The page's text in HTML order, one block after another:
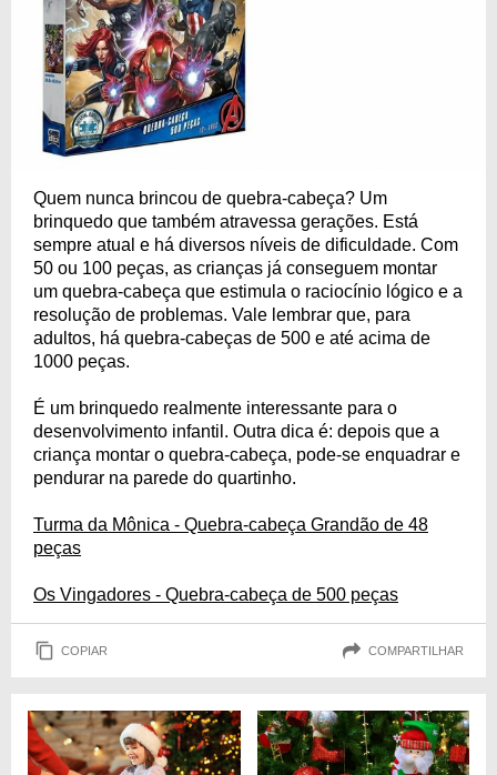
Quem nunca brincou de quebra-cabeça? Um
brinquedo que também atravessa gerações. Está
sempre atual e há diversos níveis de dificuldade. Com
50 ou 100 peças, as crianças já conseguem montar
um quebra-cabeça que estimula o raciocínio lógico e a
resolução de problemas. Vale lembrar que, para
adultos, há quebra-cabeças de 500 e até acima de
1000 peças.
É um brinquedo realmente interessante para o
desenvolvimento infantil. Outra dica é: depois que a
criança montar o quebra-cabeça, pode-se enquadrar e
pendurar na parede do quartinho.
Turma da Mônica - Quebra-cabeça Grandão de 48
peças
Os Vingadores - Quebra-cabeça de 500 peças
COPIAR COMPARTILHAR